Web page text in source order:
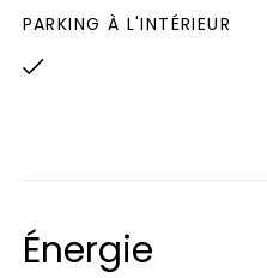
site SQUARIMO n’est
l’offre.
PARKING À L'INTÉRIEUR
Énergie